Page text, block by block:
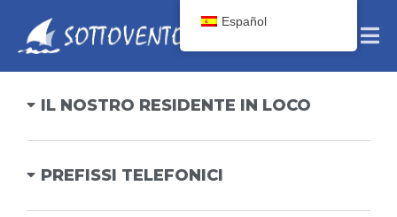
IL NOSTRO RESIDENTE IN LOCO
PREFISSI TELEFONICI
Español